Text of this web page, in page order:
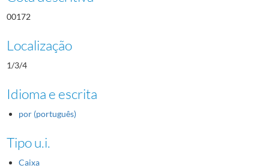
00172
Localização
1/3/4
Idioma e escrita
por (português)
Tipo u.i.
Caixa